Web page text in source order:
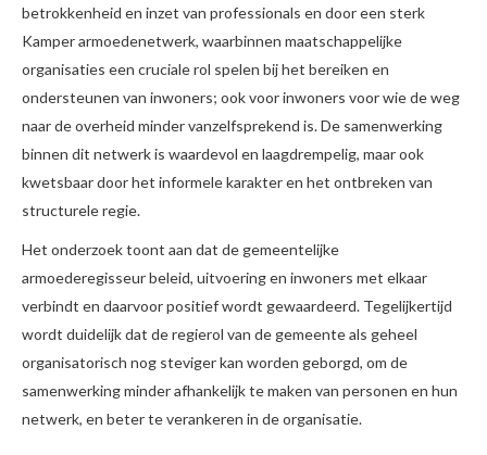
betrokkenheid en inzet van professionals en door een sterk
Kamper armoedenetwerk, waarbinnen maatschappelijke
organisaties een cruciale rol spelen bij het bereiken en
ondersteunen van inwoners; ook voor inwoners voor wie de weg
naar de overheid minder vanzelfsprekend is. De samenwerking
binnen dit netwerk is waardevol en laagdrempelig, maar ook
kwetsbaar door het informele karakter en het ontbreken van
structurele regie.
Het onderzoek toont aan dat de gemeentelijke
armoederegisseur beleid, uitvoering en inwoners met elkaar
verbindt en daarvoor positief wordt gewaardeerd. Tegelijkertijd
wordt duidelijk dat de regierol van de gemeente als geheel
organisatorisch nog steviger kan worden geborgd, om de
samenwerking minder afhankelijk te maken van personen en hun
netwerk, en beter te verankeren in de organisatie.